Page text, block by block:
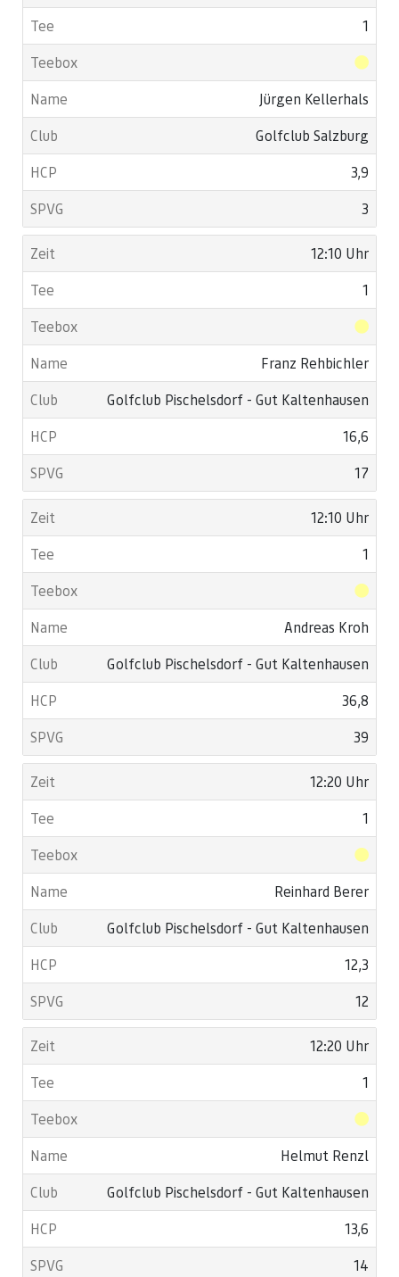
1
Jürgen Kellerhals
Golfclub Salzburg
3,9
3
12:10 Uhr
1
Franz Rehbichler
Golfclub Pischelsdorf - Gut Kaltenhausen
16,6
17
12:10 Uhr
1
Andreas Kroh
Golfclub Pischelsdorf - Gut Kaltenhausen
36,8
39
12:20 Uhr
1
Reinhard Berer
Golfclub Pischelsdorf - Gut Kaltenhausen
12,3
12
12:20 Uhr
1
Helmut Renzl
Golfclub Pischelsdorf - Gut Kaltenhausen
13,6
14